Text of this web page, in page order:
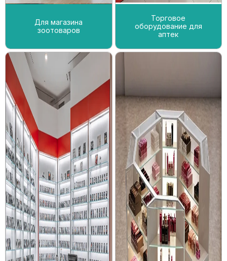
Для магазина
зоотоваров
Торговое
оборудование для
аптек